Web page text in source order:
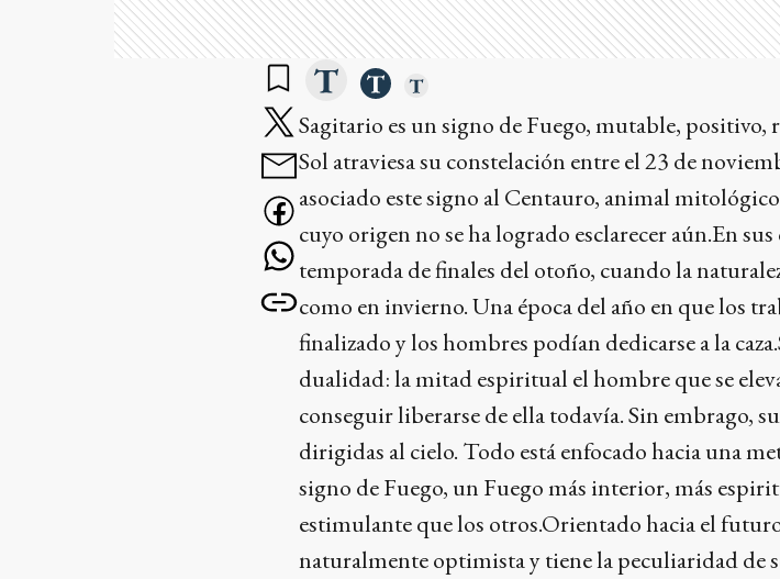
Sagitario es un signo de Fuego, mutable, positivo,
Sol atraviesa su constelación entre el 23 de
asociado este signo al Centauro, animal
cuyo origen no se ha logrado esclarecer aún.En
temporada de finales del otoño, cuando la
como en invierno. Una época del año en que los
finalizado y los hombres podían dedicarse a la
dualidad: la mitad espiritual el hombre que se
conseguir liberarse de ella todavía. Sin embrago,
dirigidas al cielo. Todo está enfocado hacia una
signo de Fuego, un Fuego más interior, más
estimulante que los otros.Orientado hacia el
naturalmente optimista y tiene la peculiaridad de